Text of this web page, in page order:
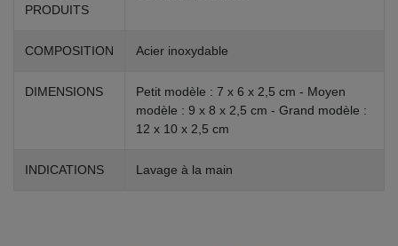
Créer une liste d'envies
PRODUITS
COMPOSITION Acier inoxydable
DIMENSIONS
Petit modèle : 7 x 6 x 2,5 cm - Moyen
modèle : 9 x 8 x 2,5 cm - Grand modèle :
12 x 10 x 2,5 cm
INDICATIONS Lavage à la main